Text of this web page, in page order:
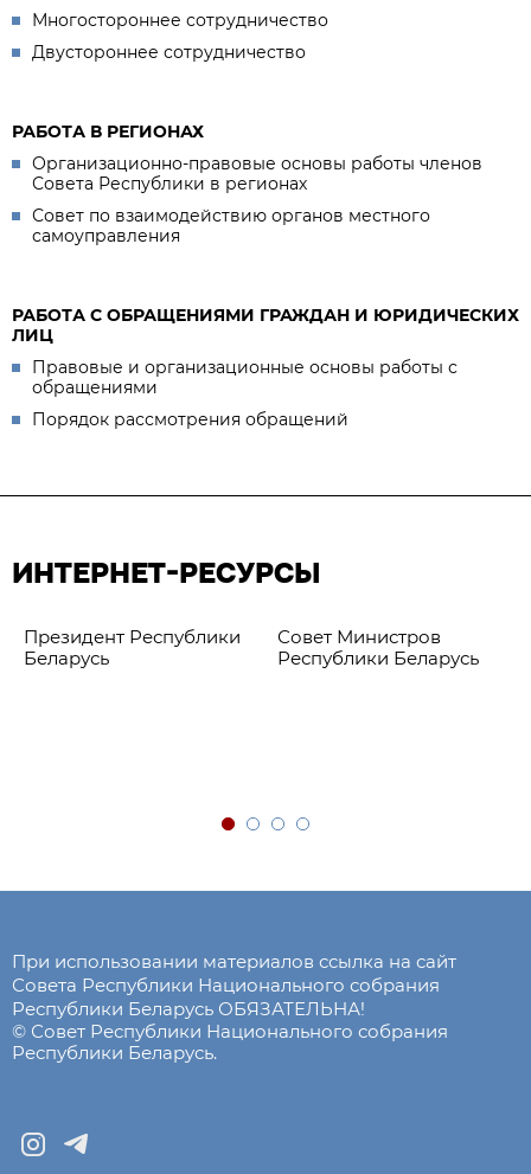
Многостороннее сотрудничество
Двустороннее сотрудничество
РАБОТА В РЕГИОНАХ
Организационно-правовые основы работы членов
Совета Республики в регионах
Совет по взаимодействию органов местного
самоуправления
РАБОТА С ОБРАЩЕНИЯМИ ГРАЖДАН И ЮРИДИЧЕСКИХ
ЛИЦ
Правовые и организационные основы работы с
обращениями
Порядок рассмотрения обращений
ИНТЕРНЕТ-РЕСУРСЫ
Президент Республики
Беларусь
Совет Министров
Республики Беларусь
При использовании материалов ссылка на сайт
Совета Республики Национального собрания
Республики Беларусь ОБЯЗАТЕЛЬНА!
© Совет Республики Национального собрания
Республики Беларусь.